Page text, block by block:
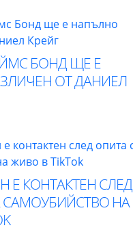
БОНД ЩЕ Е
ОТ ДАНИЕЛ
Е КОНТАКТЕН СЛЕД
САМОУБИЙСТВО НА